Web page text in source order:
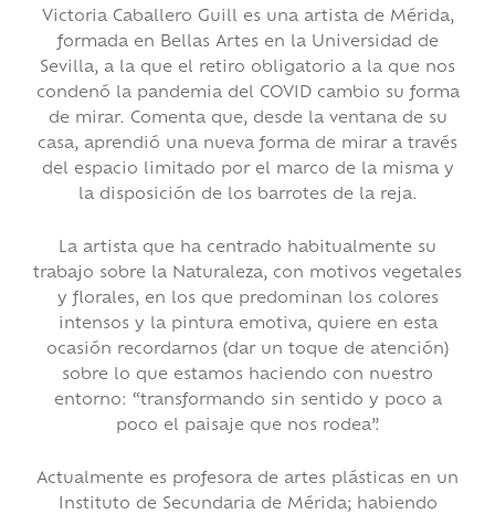
Victoria Caballero Guill es una artista de Mérida,
formada en Bellas Artes en la Universidad de
Sevilla, a la que el retiro obligatorio a la que nos
condenó la pandemia del COVID cambio su forma
de mirar. Comenta que, desde la ventana de su
casa, aprendió una nueva forma de mirar a través
del espacio limitado por el marco de la misma y
la disposición de los barrotes de la reja.
La artista que ha centrado habitualmente su
trabajo sobre la Naturaleza, con motivos vegetales
y florales, en los que predominan los colores
intensos y la pintura emotiva, quiere en esta
ocasión recordarnos (dar un toque de atención)
sobre lo que estamos haciendo con nuestro
entorno: “transformando sin sentido y poco a
poco el paisaje que nos rodea”.
Actualmente es profesora de artes plásticas en un
Instituto de Secundaria de Mérida; habiendo